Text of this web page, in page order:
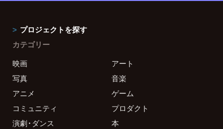
プロジェクトを探す
カテゴリー
映画
アート
写真
音楽
アニメ
ゲーム
コミュニティ
プロダクト
演劇・ダンス
本